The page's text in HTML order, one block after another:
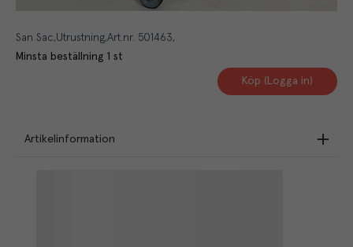
San Sac Utrustning Art.nr. 501463
Minsta beställning 1 st
Köp (Logga in)
Artikelinformation